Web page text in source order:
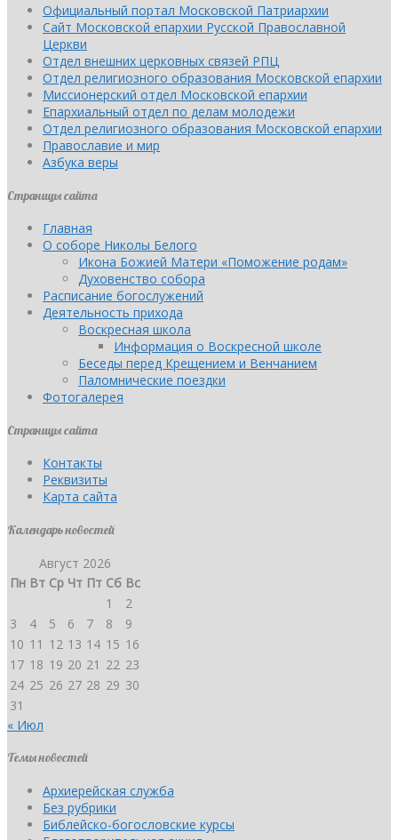
Официальный портал Московской Патриархии
Сайт Московской епархии Русской Православной
Церкви
Отдел внешних церковных связей РПЦ
Отдел религиозного образования Московской епархии
Миссионерский отдел Московской епархии
Епархиальный отдел по делам молодежи
Отдел религиозного образования Московской епархии
Православие и мир
Азбука веры
Страницы сайта
Главная
О соборе Николы Белого
Икона Божией Матери «Поможение родам»
Духовенство собора
Расписание богослужений
Деятельность прихода
Воскресная школа
Информация о Воскресной школе
Беседы перед Крещением и Венчанием
Паломнические поездки
Фотогалерея
Страницы сайта
Контакты
Реквизиты
Карта сайта
Календарь новостей
Август 2026
Пн Вт Ср Чт Пт Сб Вс
1
2
3
4 5 6 7 8
9
10 11 12 13 14 15 16
17 18 19 20 21 22 23
24 25 26 27 28 29 30
31
« Июл
Темы новостей
Архиерейская служба
Без рубрики
Библейско-богословские курсы